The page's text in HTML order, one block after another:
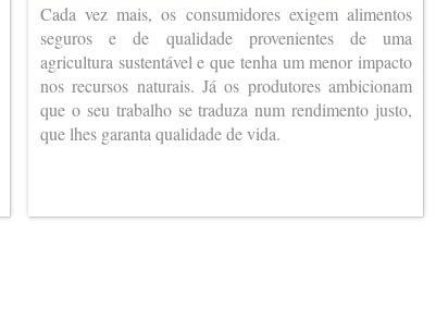
Cada vez mais, os consumidores exigem alimentos
seguros e de qualidade provenientes de uma
agricultura sustentável e que tenha um menor impacto
nos recursos naturais. Já os produtores ambicionam
que o seu trabalho se traduza num rendimento justo,
que lhes garanta qualidade de vida.